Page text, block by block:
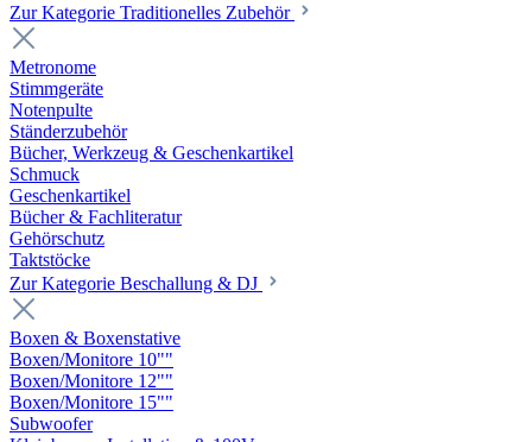
Zur Kategorie Traditionelles Zubehör
Metronome
Stimmgeräte
Notenpulte
Ständerzubehör
Bücher, Werkzeug & Geschenkartikel
Schmuck
Geschenkartikel
Bücher & Fachliteratur
Gehörschutz
Taktstöcke
Zur Kategorie Beschallung & DJ
Boxen & Boxenstative
Boxen/Monitore 10""
Boxen/Monitore 12""
Boxen/Monitore 15""
Subwoofer